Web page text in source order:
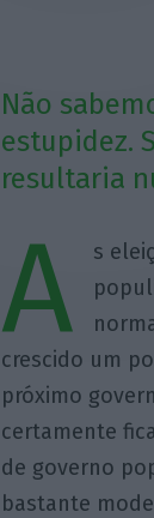
Não
estupidez.
resultaria
A
s
crescido um
próximo
certamente
de governo
bastante